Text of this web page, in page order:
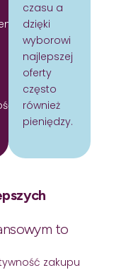
czasu a
dzięki
wyborowi
najlepszej
oferty
często
również
pieniędzy.
to
zakupu